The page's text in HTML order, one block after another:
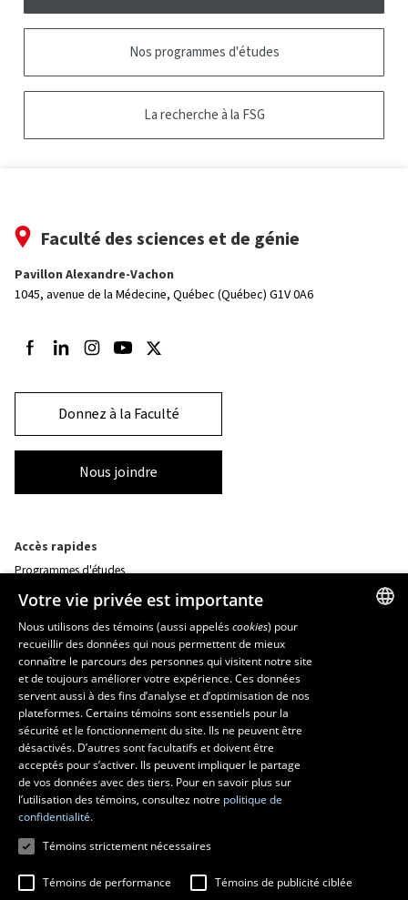
Nos programmes d'études
La recherche à la FSG
Faculté des sciences et de génie
Pavillon Alexandre-Vachon
1045, avenue de la Médecine, Québec (Québec) G1V 0A6
Suivez-nous sur Facebook
Suivez-nous sur LinkedIn
Suivez-nous sur Instagram
Suivez-nous sur Youtube
Suivez-nous sur Twitter
Donnez à la Faculté
Nous joindre
Accès rapides
Programmes d'études
Nos départements et école
Foire aux questions
Ressources
monPortail
MESURES D'URGENCE
Composer le418 656-5555
Votre vie privée est importante
Nous utilisons des témoins (aussi appeléscookies) pour
recueillir des données qui nous permettent de mieux
connaître le parcours des personnes qui visitent notre site
et de toujours améliorer votre expérience. Ces données
servent aussi à des fins d’analyse et d’optimisation de nos
plateformes. Certains témoins sont essentiels pour la
sécurité et le fonctionnement du site. Ils ne peuvent être
désactivés. D’autres sont facultatifs et doivent être
acceptés pour s’activer. Ils peuvent impliquer le partage
de vos données avec des tiers. Pour en savoir plus sur
l’utilisation des témoins, consultez notre politique de
confidentialité.
Témoins strictement nécessaires
Témoins de performance Témoins de publicité ciblée